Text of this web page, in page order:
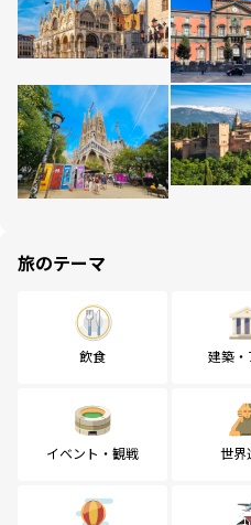
旅のテーマ
飲食 建築・
イベント・観戦 世界